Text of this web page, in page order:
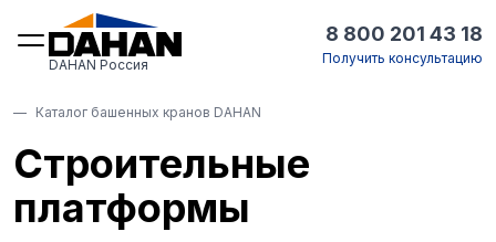
DAHAN Россия
8 800 201 43 18
Получить консультацию
Каталог башенных кранов DAHAN
Строительные
платформы